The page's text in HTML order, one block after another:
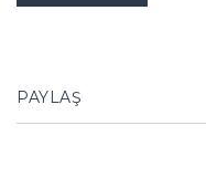
PAYLAŞ